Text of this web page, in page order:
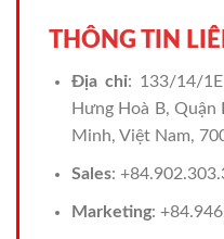
THÔNG TIN
Địa chỉ: 133/14/
Hưng Hoà B, Quận
Minh, Việt Nam,
Sales:
Marketing: